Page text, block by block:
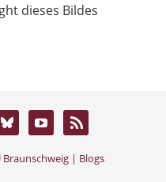
dieses Bildes
Braunschweig | Blogs